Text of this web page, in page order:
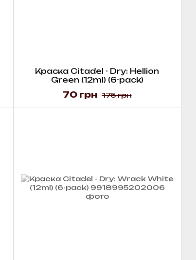
Краска Citadel - Dry: Hellion
Green (12ml) (6-pack)
175 грн
70 грн